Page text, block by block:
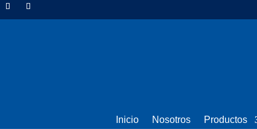
Inicio Nosotros Productos